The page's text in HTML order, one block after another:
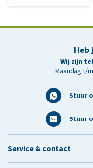
Heb
Wij zijn
Maandag t/
Stuur
Stuur
Service & contact